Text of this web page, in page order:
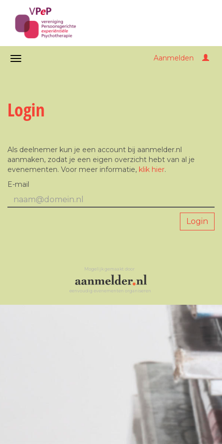
Aanmelden
Login
Als deelnemer kun je een account bij aanmelder.nl
aanmaken, zodat je een eigen overzicht hebt van al je
evenementen. Voor meer informatie, klik hier.
E-mail
Login
Mogelijk gemaakt door
eenvoudig evenementen organiseren